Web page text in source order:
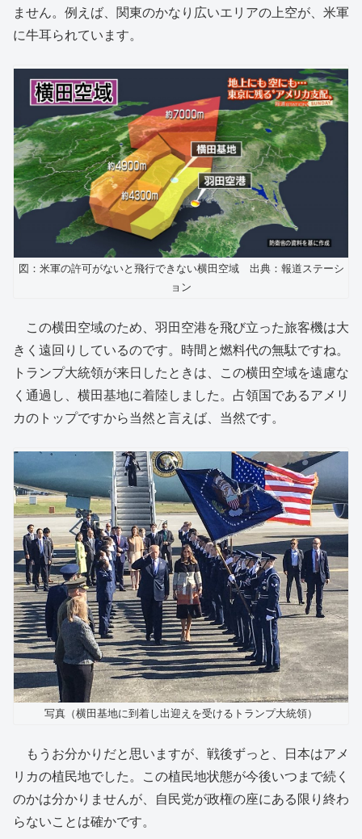
ません。例えば、関東のかなり広いエリアの上空が、米軍
に牛耳られています。
図：米軍の許可がないと飛行できない横田空域 出典：報道ステーシ
ョン
この横田空域のため、羽田空港を飛び立った旅客機は大
きく遠回りしているのです。時間と燃料代の無駄ですね。
トランプ大統領が来日したときは、この横田空域を遠慮な
く通過し、横田基地に着陸しました。占領国であるアメリ
カのトップですから当然と言えば、当然です。
写真（横田基地に到着し出迎えを受けるトランプ大統領）
もうお分かりだと思いますが、戦後ずっと、日本はアメ
リカの植民地でした。この植民地状態が今後いつまで続く
のかは分かりませんが、自民党が政権の座にある限り終わ
らないことは確かです。